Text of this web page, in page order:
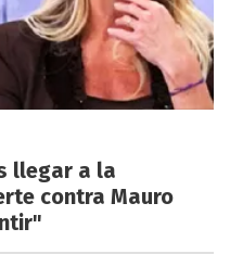
llegar a la
contra Mauro